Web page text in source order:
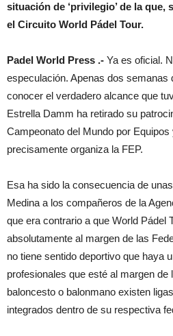
situación de ‘privilegio’ de la
el Circuito World Pádel Tour.
Padel World Press .- Ya es oficial.
especulación. Apenas dos semanas
conocer el verdadero alcance que
Estrella Damm ha retirado su
Campeonato del Mundo por
precisamente organiza la FEP.
Esa ha sido la consecuencia de
Medina a los compañeros de la
que era contrario a que World Pádel
absolutamente al margen de las
no tiene sentido deportivo que haya
profesionales que esté al margen de
baloncesto o balonmano existen
integrados dentro de su respectiva